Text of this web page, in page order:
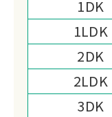
ております。
心の負担を
いたします。
1DK
1LDK
2DK
2LDK
3DK